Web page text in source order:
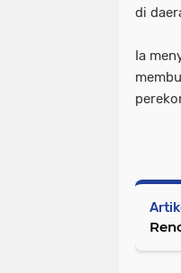
di
Ia